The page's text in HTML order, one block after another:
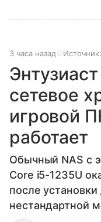
3 часа назад Источник:
сетевое
игровой
работает
Обычный NAS с
Core i5-1235U
после
нестандартной